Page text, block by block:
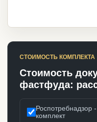
СТОИМОСТЬ КОМПЛЕКТА
Стоимость
фастфуда:
Роспотребнадзор
комплект